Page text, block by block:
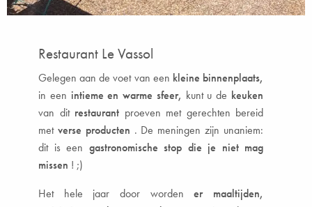
Restaurant Le Vassol
Gelegen aan de voet van een kleine binnenplaats,
in een intieme en warme sfeer, kunt u de keuken
van dit restaurant proeven met gerechten bereid
met verse producten . De meningen zijn unaniem:
dit is een gastronomische stop die je niet mag
missen ! ;)
Het hele jaar door wordener maaltijden,